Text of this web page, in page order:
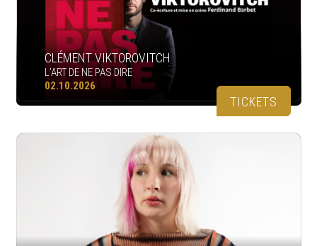
CLÉMENT VIKTOROVITCH
L’ART DE NE PAS DIRE
02.10.2026
TICKETS